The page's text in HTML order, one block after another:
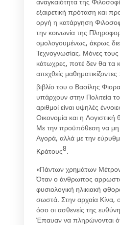
αναγκαιότητα της
εξαιρετική πρόταση και
οργή η κατάργηση
την κοινωνία της
ομολογουμένως, άκρως
Τεχνογνωσίας. Μόνες τους
κάτωχρες, ποτέ δεν θα τα
απεχθείς
βιβλίο του ο Βασίλης
υπάρχουν στην Πολιτεία
αριθμοί είναι υψηλές
Οικονομία και η Λογιστική
Με την προϋπόθεση να μη
Αγορά, αλλά με την
Κράτους8.
«Πάντων χρημάτων
Όταν ο άνθρωπος
φυσιολογική ηλικιακή
σωστά. Στην αρχαία Κίνα,
όσο οι ασθενείς της
Έπαυαν να πληρώνονται